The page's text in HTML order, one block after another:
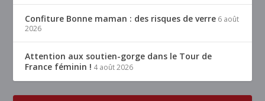
Confiture Bonne maman : des risques de verre 6 août
2026
Attention aux soutien-gorge dans le Tour de
France féminin ! 4 août 2026